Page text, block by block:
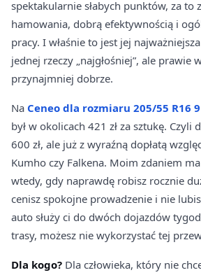
spektakularnie słabych punktów, za
hamowania, dobrą efektywnością i
pracy. I właśnie to jest jej
jednej rzeczy „najgłośniej”, ale prawie
przynajmniej dobrze.
Na Ceneo dla rozmiaru 205/55 R16
był w okolicach 421 zł za sztukę. Czyli
600 zł, ale już z wyraźną dopłatą
Kumho czy Falkena. Moim zdaniem
wtedy, gdy naprawdę robisz rocznie
cenisz spokojne prowadzenie i nie
auto służy ci do dwóch dojazdów
trasy, możesz nie wykorzystać tej
Dla kogo? Dla człowieka, który nie